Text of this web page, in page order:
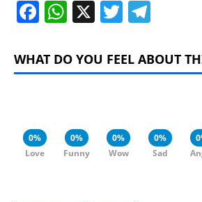
Facebook
WhatsApp
X Twitter
WHAT DO YOU FEEL ABOUT
0%
Love
0%
Funny
0%
Wow
0%
Sad